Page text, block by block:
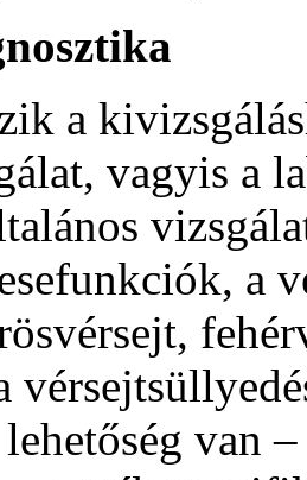
a
vagyis a
a
van